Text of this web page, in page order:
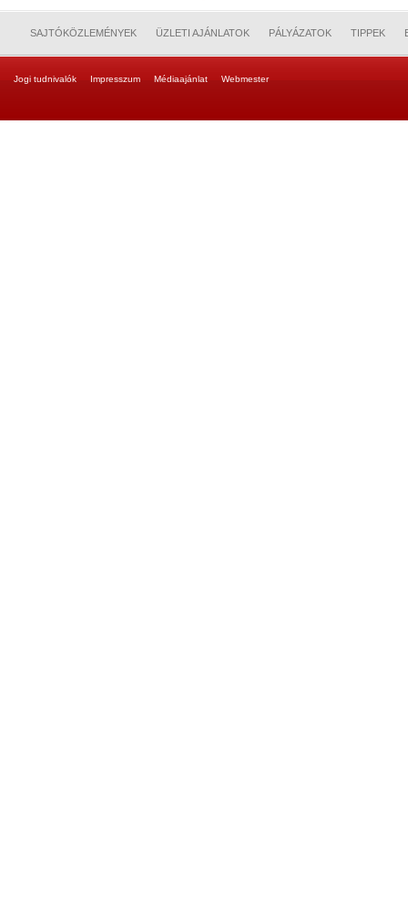
SAJTÓKÖZLEMÉNYEK ÜZLETI AJÁNLATOK PÁLYÁZATOK TIPPEK
Jogi tudnivalók Impresszum Médiaajánlat Webmester